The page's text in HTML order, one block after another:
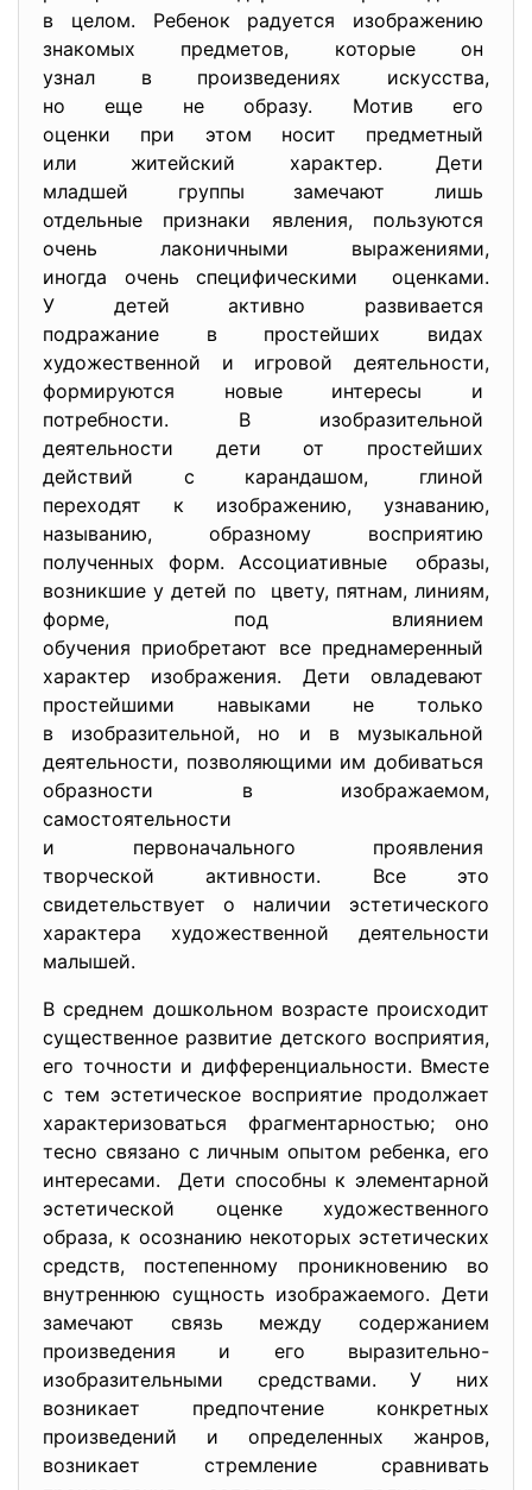
в целом. Ребенок радуется изображению
знакомых предметов, которые он
узнал в произведениях искусства,
но еще не образу. Мотив его
оценки при этом носит предметный
или житейский характер. Дети
младшей группы замечают лишь
отдельные признаки явления, пользуются
очень лаконичными выражениями,
иногда очень специфическими оценками.
У детей активно развивается
подражание в простейших видах
художественной и игровой деятельности,
формируются новые интересы и
потребности. В изобразительной
деятельности дети от простейших
действий с карандашом, глиной
переходят к изображению, узнаванию,
называнию, образному восприятию
полученных форм. Ассоциативные образы,
возникшие у детей по цвету, пятнам, линиям,
форме, под влиянием
обучения приобретают все преднамеренный
характер изображения. Дети овладевают
простейшими навыками не только
в изобразительной, но и в музыкальной
деятельности, позволяющими им добиваться
образности в изображаемом,
самостоятельности
и первоначального проявления
творческой активности. Все это
свидетельствует о наличии эстетического
характера художественной деятельности
малышей.
В среднем дошкольном возрасте происходит
существенное развитие детского восприятия,
его точности и дифференциальности. Вместе
с тем эстетическое восприятие продолжает
характеризоваться фрагментарностью; оно
тесно связано с личным опытом ребенка, его
интересами. Дети способны к элементарной
эстетической оценке художественного
образа, к осознанию некоторых эстетических
средств, постепенному проникновению во
внутреннюю сущность изображаемого. Дети
замечают связь между содержанием
произведения и его выразительно-
изобразительными средствами. У них
возникает предпочтение конкретных
произведений и определенных жанров,
возникает стремление сравнивать